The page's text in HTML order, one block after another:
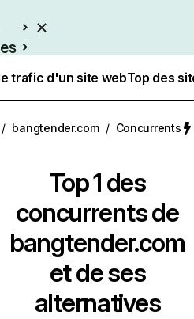
trafic d'un site webTop des
/ bangtender.com / Concurrents
Top 1 des
concurrents de
bangtender.com
et de ses
alternatives